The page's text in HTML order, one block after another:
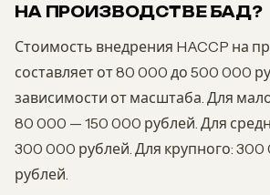
НА ПРОИЗВОДСТВЕ БАД?
Стоимость внедрения HACCP на
составляет от 80 000 до 500 000
зависимости от масштаба. Для
80 000 — 150 000 рублей. Для
300 000 рублей. Для крупного:
рублей.